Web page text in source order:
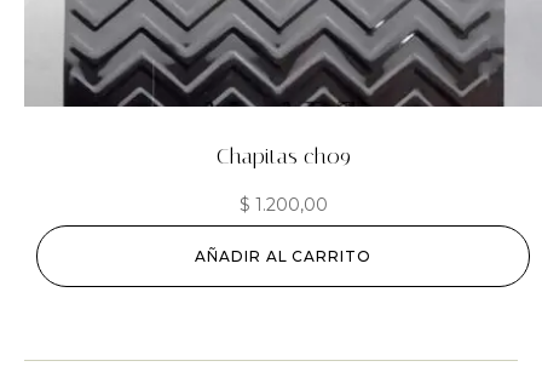
Chapitas ch09
$ 1.200,00
AÑADIR AL CARRITO